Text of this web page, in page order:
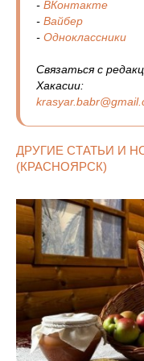
- ВКонтакте
- Вайбер
- Одноклассники
Связаться с
Хакасии:
ДРУГИЕ СТАТЬИ И
(КРАСНОЯРСК)